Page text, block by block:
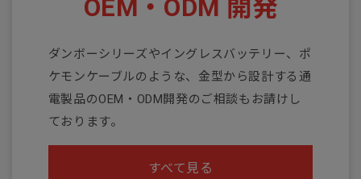
OEM・ODM 開発
ダンボーシリーズやイングレスバッテリー、ポ
ケモンケーブルのような、金型から設計する通
電製品のOEM・ODM開発のご相談もお請けし
ております。
すべて見る